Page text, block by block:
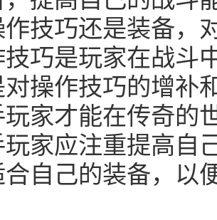
技巧还是装备，
巧是玩家在战斗
操作技巧的增补
家才能在传奇的
家应注重提高自
自己的装备，以